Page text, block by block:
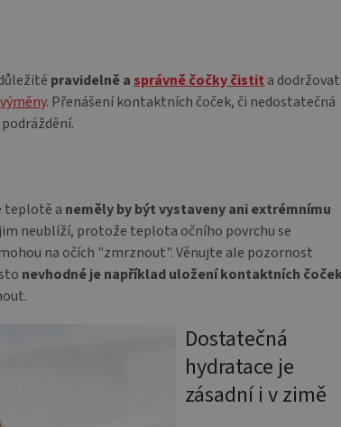
pravidelně a správně čočky čistit a dodržovat
. Přenášení kontaktních čoček, či nedostatečná
teplotě a neměly by být vystaveny ani extrémnímu
neublíží, protože teplota očního povrchu se
na očích "zmrznout". Věnujte ale pozornost
nevhodné je například uložení kontaktních
Dostatečná
hydratace je
zásadní i v zimě